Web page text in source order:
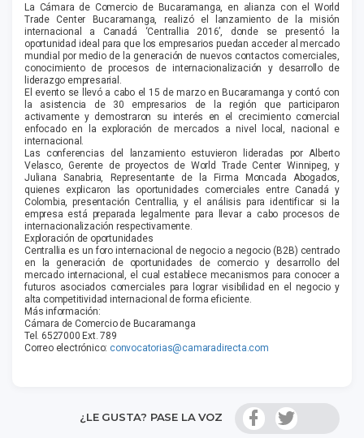
La Cámara de Comercio de Bucaramanga, en alianza con el World
Trade Center Bucaramanga, realizó el lanzamiento de la misión
internacional a Canadá ‘Centrallia 2016’, donde se presentó la
oportunidad ideal para que los empresarios puedan acceder al mercado
mundial por medio de la generación de nuevos contactos comerciales,
conocimiento de procesos de internacionalización y desarrollo de
liderazgo empresarial.
El evento se llevó a cabo el 15 de marzo en Bucaramanga y contó con
la asistencia de 30 empresarios de la región que participaron
activamente y demostraron su interés en el crecimiento comercial
enfocado en la exploración de mercados a nivel local, nacional e
internacional.
Las conferencias del lanzamiento estuvieron lideradas por Alberto
Velasco, Gerente de proyectos de World Trade Center Winnipeg, y
Juliana Sanabria, Representante de la Firma Moncada Abogados,
quienes explicaron las oportunidades comerciales entre Canadá y
Colombia, presentación Centrallia, y el análisis para identificar si la
empresa está preparada legalmente para llevar a cabo procesos de
internacionalización respectivamente.
Exploración de oportunidades
Centrallia es un foro internacional de negocio a negocio (B2B) centrado
en la generación de oportunidades de comercio y desarrollo del
mercado internacional, el cual establece mecanismos para conocer a
futuros asociados comerciales para lograr visibilidad en el negocio y
alta competitividad internacional de forma eficiente.
Más información:
Cámara de Comercio de Bucaramanga
Tel. 6527000 Ext. 789
Correo electrónico: convocatorias@camaradirecta.com
¿LE GUSTA? PASE LA VOZ